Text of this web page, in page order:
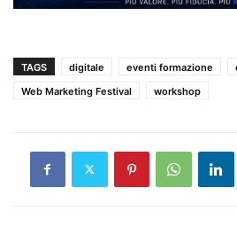
TAGS digitale eventi formazione
Web Marketing Festival
workshop